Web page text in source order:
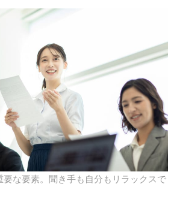
要な要素。聞き手も自分もリラックスで